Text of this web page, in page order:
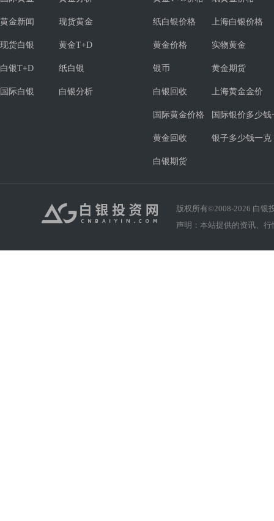
黄金新闻 现货黄金
现货白银 黄金T+D
白银T+D 纸白银
国际白银 白银分析
纸白银价格 上海白银价格
黄金价格 实物黄金
银币 黄金期货
白银回收 上海黄金金价
国际黄金价格 国际银价多少钱
黄金回收 银子多少钱一克
白银期货
版权所有©2008-2026 白银
声明：本站提供的资讯、